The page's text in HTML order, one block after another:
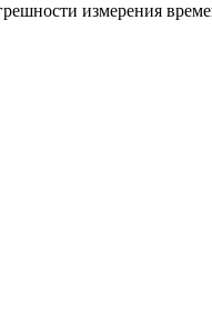
измерения